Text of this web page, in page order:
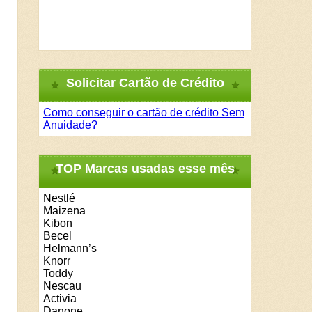
Solicitar Cartão de Crédito
Como conseguir o cartão de crédito Sem
Anuidade?
TOP Marcas usadas esse mês
Nestlé
Maizena
Kibon
Becel
Helmann’s
Knorr
Toddy
Nescau
Activia